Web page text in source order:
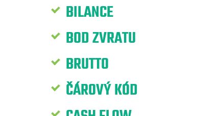
BILANCE
BOD ZVRATU
BRUTTO
ČÁROVÝ KÓD